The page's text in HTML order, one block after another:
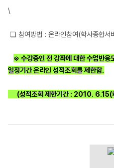
\
❏ 참여방법 : 온라인참여(학사종합
※ 수강중인 전 강좌에 대한 수업반응
일정기간 온라인 성적조회를 제한함.
(성적조회 제한기간 : 2010.